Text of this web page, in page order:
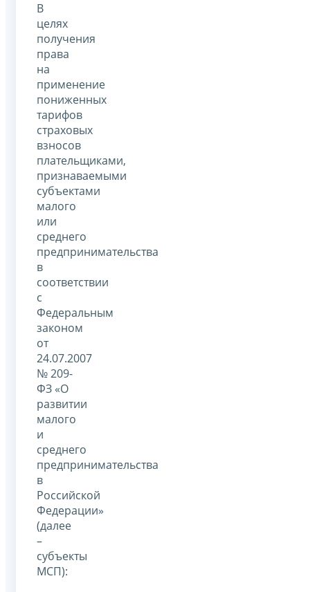
В
целях
получения
права
на
применение
пониженных
тарифов
страховых
взносов
плательщиками,
признаваемыми
субъектами
малого
или
среднего
предпринимательства
в
соответствии
с
Федеральным
законом
от
24.07.2007
№ 209-
ФЗ «О
развитии
малого
и
среднего
предпринимательства
в
Российской
Федерации»
(далее
–
субъекты
МСП):